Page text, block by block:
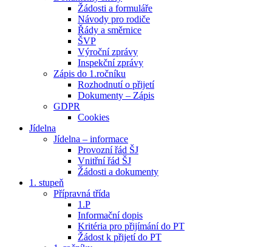
Žádosti a formuláře
Návody pro rodiče
Řády a směrnice
ŠVP
Výroční zprávy
Inspekční zprávy
Zápis do 1.ročníku
Rozhodnutí o přijetí
Dokumenty – Zápis
GDPR
Cookies
Jídelna
Jídelna – informace
Provozní řád ŠJ
Vnitřní řád ŠJ
Žádosti a dokumenty
1. stupeň
Přípravná třída
1.P
Informační dopis
Kritéria pro přijímání do PT
Žádost k přijetí do PT